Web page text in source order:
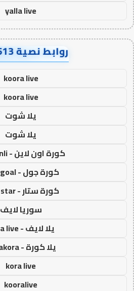
yalla live
روابط نصية AA80513
koora live
koora live
يلا شوت
يلا شوت
كورة اون لاين - kora onli
كورة جول - kora goal
كورة ستار - kora star
سوريا لايف
يلا لايف - yalla live
يلا كورة - yallakora
kora live
kooralive